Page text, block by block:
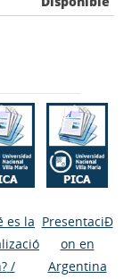
es la
/
PresentaciÐ
on en
Argentina